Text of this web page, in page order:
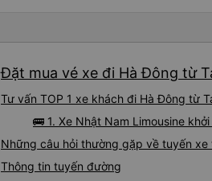
Đặt mua vé xe đi Hà Đông từ
Tư vấn TOP 1 xe khách đi Hà Đông từ
🚌 1. Xe Nhật Nam Limousine
Những câu hỏi thường gặp về tuyến
Thông tin tuyến đường